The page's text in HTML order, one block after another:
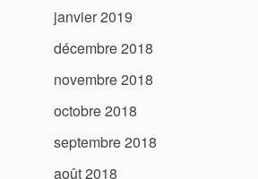
janvier 2019
décembre 2018
novembre 2018
octobre 2018
septembre 2018
août 2018